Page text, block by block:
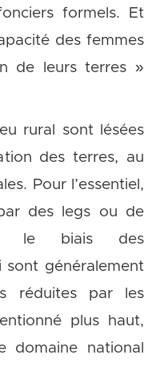
formels. Et
des femmes
de leurs terres »
rural sont lésées
des terres, au
Pour l’essentiel,
des legs ou de
le biais des
sont généralement
réduites par les
plus haut,
domaine national